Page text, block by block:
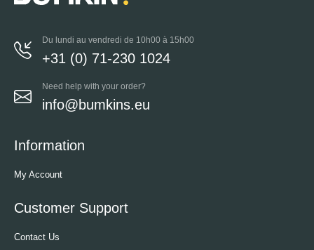
Du lundi au vendredi de 10h00 à 15h00
+31 (0) 71-230 1024
Need help with your order?
info@bumkins.eu
Information
My Account
Customer Support
Contact Us